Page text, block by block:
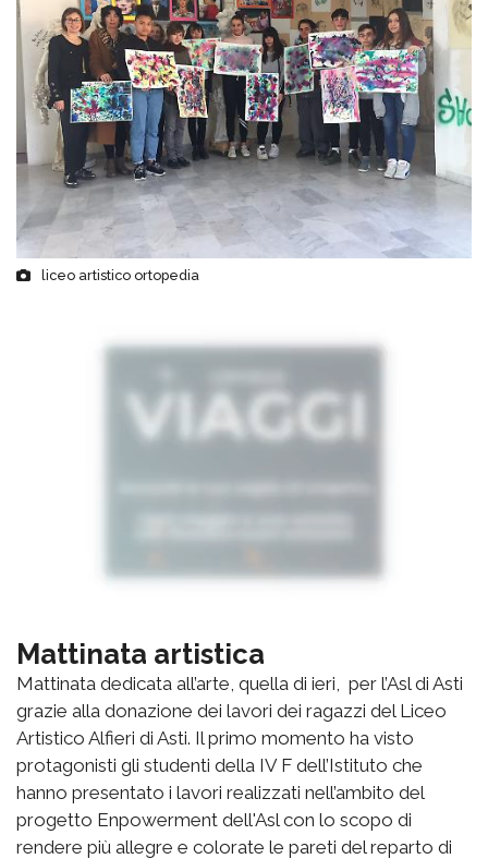
liceo artistico ortopedia
Mattinata artistica
Mattinata dedicata all’arte, quella di ieri, per l’Asl di Asti
grazie alla donazione dei lavori dei ragazzi del Liceo
Artistico Alfieri di Asti. Il primo momento ha visto
protagonisti gli studenti della IV F dell’Istituto che
hanno presentato i lavori realizzati nell’ambito del
progetto Enpowerment dell'Asl con lo scopo di
rendere più allegre e colorate le pareti del reparto di